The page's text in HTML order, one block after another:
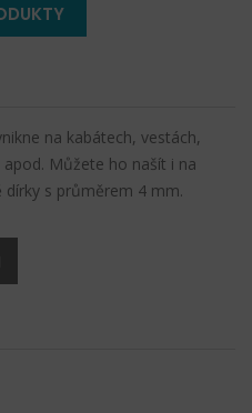
na kabátech, vestách,
Můžete ho našít i na
dírky s průměrem 4 mm.